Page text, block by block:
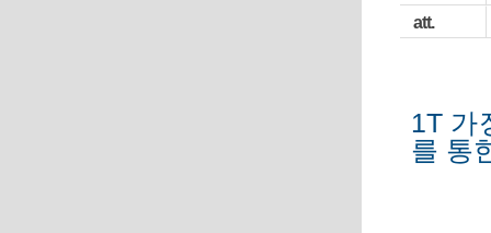
att.
1T 가
를 통